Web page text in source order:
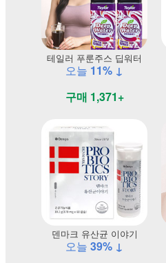
테일러 푸룬주스 딥워터
오늘 11% ↓
구매 1,371+
덴마크 유산균 이야기
오늘 39% ↓